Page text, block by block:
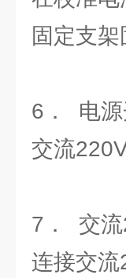
固定支
6． 电源
交流
7． 交流
连接交